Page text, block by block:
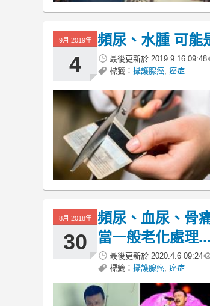
9月 2019年
4
頻尿、水腫 可能
最後更新於 2019.9.16 09:48
標籤： 攝護腺癌 癌症
8月 2018年
30
頻尿、血尿、骨
當一般老化處理...
最後更新於 2020.4.6 09:24
標籤： 攝護腺癌 癌症